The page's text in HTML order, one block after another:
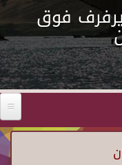
يرفرف فوق